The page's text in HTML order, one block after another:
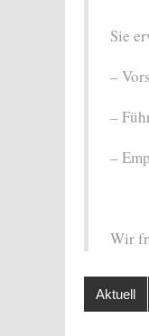
Sie
–
–
–
Wir
Aktuell